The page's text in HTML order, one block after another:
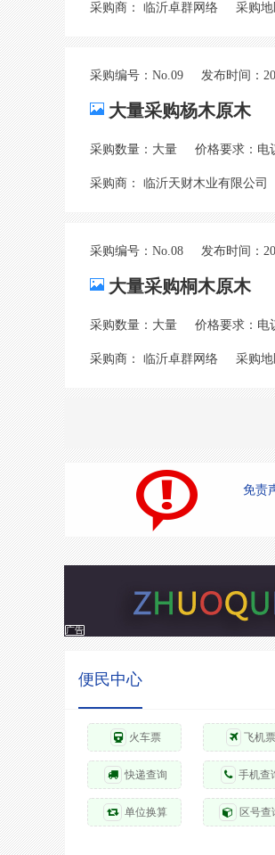
采购商： 临沂卓群网络 采购地
采购编号：No.09 发布时间：
大量采购杨木原木
采购数量：大量 价格要求：电
采购商： 临沂天财木业有限公司
采购编号：No.08 发布时间：
大量采购桐木原木
采购数量：大量 价格要求：电
采购商： 临沂卓群网络 采购地
免责
广告
便民中心
火车票 飞机票
快递查询 手机查
单位换算 区号查